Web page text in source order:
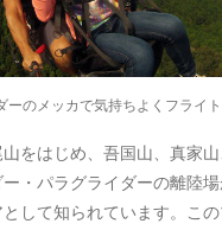
ーのメッカで気持ちよくフライト
をはじめ、吾国山、真家
・パラグライダーの離陸
して知られています。こ